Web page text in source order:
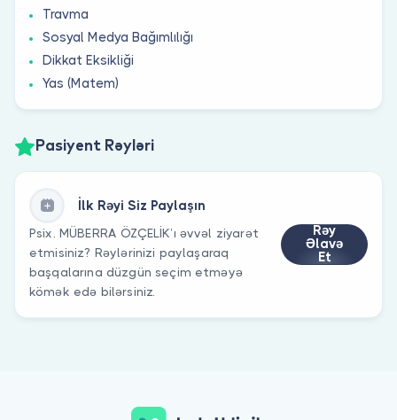
Travma
Sosyal Medya Bağımlılığı
Dikkat Eksikliği
Yas (Matem)
Pasiyent Rəyləri
İlk Rəyi Siz Paylaşın
Psix. MÜBERRA ÖZÇELİK’ı əvvəl ziyarət
etmisiniz? Rəylərinizi paylaşaraq
başqalarına düzgün seçim etməyə
kömək edə bilərsiniz.
Rəy
Əlavə
Et